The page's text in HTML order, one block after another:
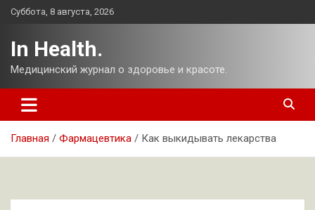
Перейти
Суббота, 8 августа, 2026
In Health.
Медицинский журнал о здоровье и красоте.
Главная Фармацевтика Как выкидывать лекарства